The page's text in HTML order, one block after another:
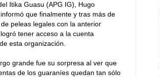
Itika Guasu (APG IG), Hugo
que finalmente y tras más de
peleas legales con la anterior
tener acceso a la cuenta
esta organización.
grande fue su sorpresa al ver que
de los guaraníes quedan tan sólo